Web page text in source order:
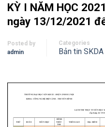
KỲ I NĂM HỌC
ngày 13/12/2021
Posted by
admin
Categories
Bản tin SKDA